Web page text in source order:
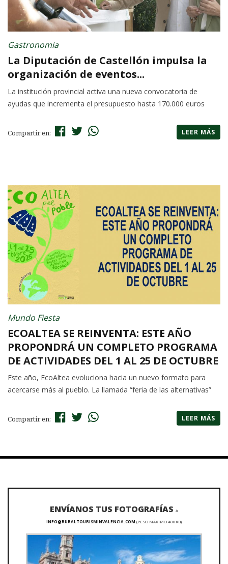
Gastronomia
La Diputación de Castellón impulsa la
organización de eventos...
La institución provincial activa una nueva convocatoria de
ayudas que incrementa el presupuesto hasta 170.000 euros
Compartir en: LEER MÁS
Mundo Fiesta
ECOALTEA SE REINVENTA: ESTE AÑO
PROPONDRÁ UN COMPLETO PROGRAMA
DE ACTIVIDADES DEL 1 AL 25 DE OCTUBRE
Este año, EcoAltea evoluciona hacia un nuevo formato para
acercarse más al pueblo. La llamada “feria de las alternativas”
Compartir en: LEER MÁS
ENVÍANOS TUS FOTOGRAFÍAS A
INFO@RURALTOURISMINVALENCIA.COM (PESO MÁXIMO 400KB)